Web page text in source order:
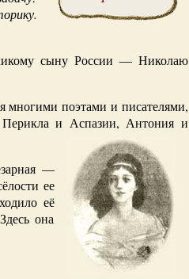
сыну России — Николаю
многими поэтами и писателями,
Перикла и Аспазии, Антония и
—
ее
её
она